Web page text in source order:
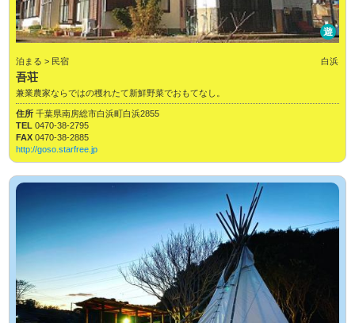
遊
泊まる > 民宿 白浜
吾荘
兼業農家ならではの穫れたて新鮮野菜でおもてなし。
住所千葉県南房総市白浜町白浜2855
TEL0470-38-2795
FAX0470-38-2885
http://goso.starfree.jp